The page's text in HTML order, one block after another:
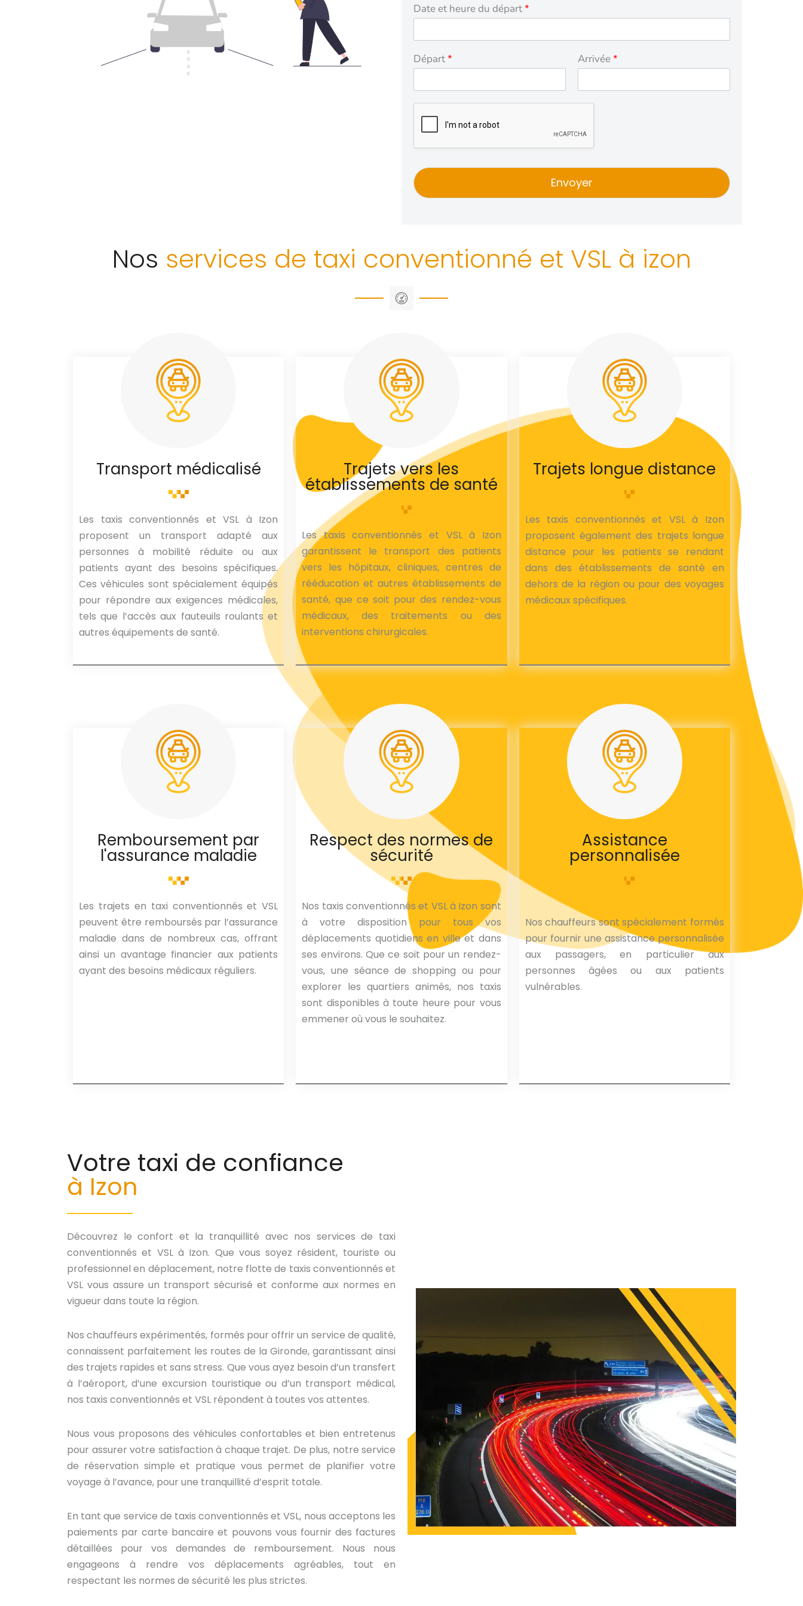
Date et heure du départ*
Départ* Arrivée*
Envoyer
Nos services de taxi conventionné et VSL à izon
Transport médicalisé
Les taxis conventionnés et VSL à Izon
proposent un transport adapté aux
personnes à mobilité réduite ou aux
patients ayant des besoins spécifiques.
Ces véhicules sont spécialement équipés
pour répondre aux exigences médicales,
tels que l’accès aux fauteuils roulants et
autres équipements de santé.
Trajets vers les
établissements de santé
Les taxis conventionnés et VSL à Izon
garantissent le transport des patients
vers les hôpitaux, cliniques, centres de
rééducation et autres établissements de
santé, que ce soit pour des rendez-vous
médicaux, des traitements ou des
interventions chirurgicales.
Trajets longue distance
Les taxis conventionnés et VSL à Izon
proposent également des trajets longue
distance pour les patients se rendant
dans des établissements de santé en
dehors de la région ou pour des voyages
médicaux spécifiques.
Remboursement par
l'assurance maladie
Les trajets en taxi conventionnés et VSL
peuvent être remboursés par l’assurance
maladie dans de nombreux cas, offrant
ainsi un avantage financier aux patients
ayant des besoins médicaux réguliers.
Respect des normes de
sécurité
Nos taxis conventionnés et VSL à Izon sont
à votre disposition pour tous vos
déplacements quotidiens en ville et dans
ses environs. Que ce soit pour un rendez-
vous, une séance de shopping ou pour
explorer les quartiers animés, nos taxis
sont disponibles à toute heure pour vous
emmener où vous le souhaitez.
Assistance
personnalisée
Nos chauffeurs sont spécialement formés
pour fournir une assistance personnalisée
aux passagers, en particulier aux
personnes âgées ou aux patients
vulnérables.
Votre taxi de confiance
à Izon
Découvrez le confort et la tranquillité avec nos services de taxi
conventionnés et VSL à Izon. Que vous soyez résident, touriste ou
professionnel en déplacement, notre flotte de taxis conventionnés et
VSL vous assure un transport sécurisé et conforme aux normes en
vigueur dans toute la région.
Nos chauffeurs expérimentés, formés pour offrir un service de qualité,
connaissent parfaitement les routes de la Gironde, garantissant ainsi
des trajets rapides et sans stress. Que vous ayez besoin d’un transfert
à l’aéroport, d’une excursion touristique ou d’un transport médical,
nos taxis conventionnés et VSL répondent à toutes vos attentes.
Nous vous proposons des véhicules confortables et bien entretenus
pour assurer votre satisfaction à chaque trajet. De plus, notre service
de réservation simple et pratique vous permet de planifier votre
voyage à l’avance, pour une tranquillité d’esprit totale.
En tant que service de taxis conventionnés et VSL, nous acceptons les
paiements par carte bancaire et pouvons vous fournir des factures
détaillées pour vos demandes de remboursement. Nous nous
engageons à rendre vos déplacements agréables, tout en
respectant les normes de sécurité les plus strictes.